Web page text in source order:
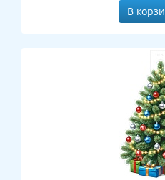
В